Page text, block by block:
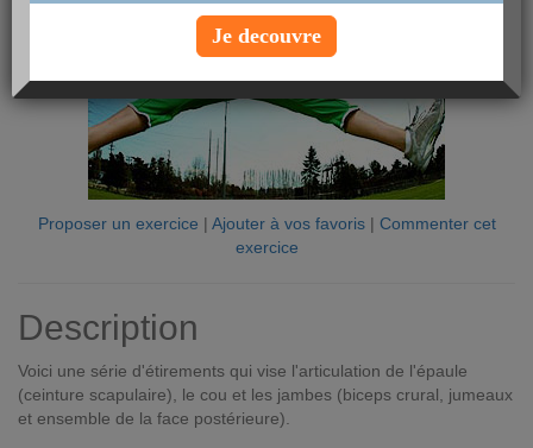
Proposer un exercice | Ajouter à vos favoris| Commenter cet
exercice
Description
Voici une série d'étirements qui vise l'articulation de l'épaule
(ceinture scapulaire), le cou et les jambes (biceps crural, jumeaux
et ensemble de la face postérieure).
Je decouvre